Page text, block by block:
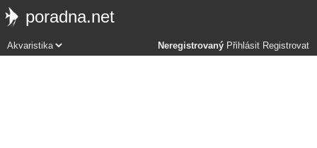
poradna.net
Neregistrovaný Přihlásit Registrovat